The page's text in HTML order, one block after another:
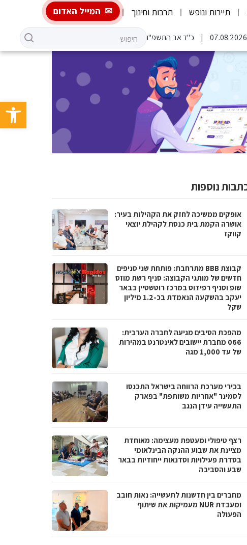
פתח
תיירות ונופש תרבות וחינוך המייל האדום
כ"ד אב התשפ"ו
נוספות
אופקים ממשיכה לחזק את הקהילות בעיר:
אושרה הקמת בית כנסת לקהילת יוצאי
קווקז
קבוצת BBB מתרחבת: פותחת שני סניפים
חדשים של מותגי הקבוצה: סניף רשת מוזס
שופ וסניף רפידוס במרכז רוטשטיין בבאר
יעקב בהשקעה הנאמדת בכ-1.2 מיליון
שקל
מהפכת הסיבים מגיעה לחברה הערבית:
066 מחברת יישובים לאינטרנט במהירות
של עד 1,000 מגה
בכירי מערכת הרווחה בישראל התכנסו
לסמינר "אחריות משותפת" בפארק
התעשייה עידן הנגב
רצף טיפולי ומעטפת מעצימה: מאוחדת
מציינת את שבוע ההנקה הבינלאומי
בסדרת פעילויות וסדנאות ייחודיות בבאר
שבע והסביבה
מחברים בין חדשנות לתעשייה: נאות חובב
ומעבדת NUR מעמיקות את שיתוף
הפעולה